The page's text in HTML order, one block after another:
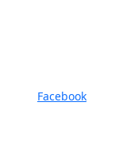
Facebook